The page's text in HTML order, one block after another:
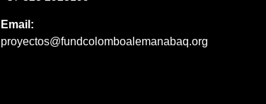
Email:
proyectos@fundcolomboalemanabaq.org